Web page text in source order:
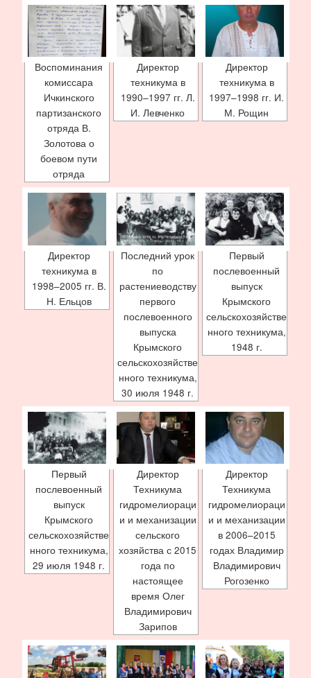
Воспоминания
комиссара
Ичкинского
партизанского
отряда В.
Золотова о
боевом пути
отряда
Директор
техникума в
1990–1997 гг. Л.
И. Левченко
Директор
техникума в
1997–1998 гг. И.
М. Рощин
Директор
техникума в
1998–2005 гг. В.
Н. Ельцов
Последний урок
по
растениеводству
первого
послевоенного
выпуска
Крымского
сельскохозяйстве
нного техникума,
30 июля 1948 г.
Первый
послевоенный
выпуск
Крымского
сельскохозяйстве
нного техникума,
1948 г.
Первый
послевоенный
выпуск
Крымского
сельскохозяйстве
нного техникума,
29 июля 1948 г.
Директор
Техникума
гидромелиораци
и и механизации
сельского
хозяйства с 2015
года по
настоящее
время Олег
Владимирович
Зарипов
Директор
Техникума
гидромелиораци
и и механизации
в 2006–2015
годах Владимир
Владимирович
Рогозенко